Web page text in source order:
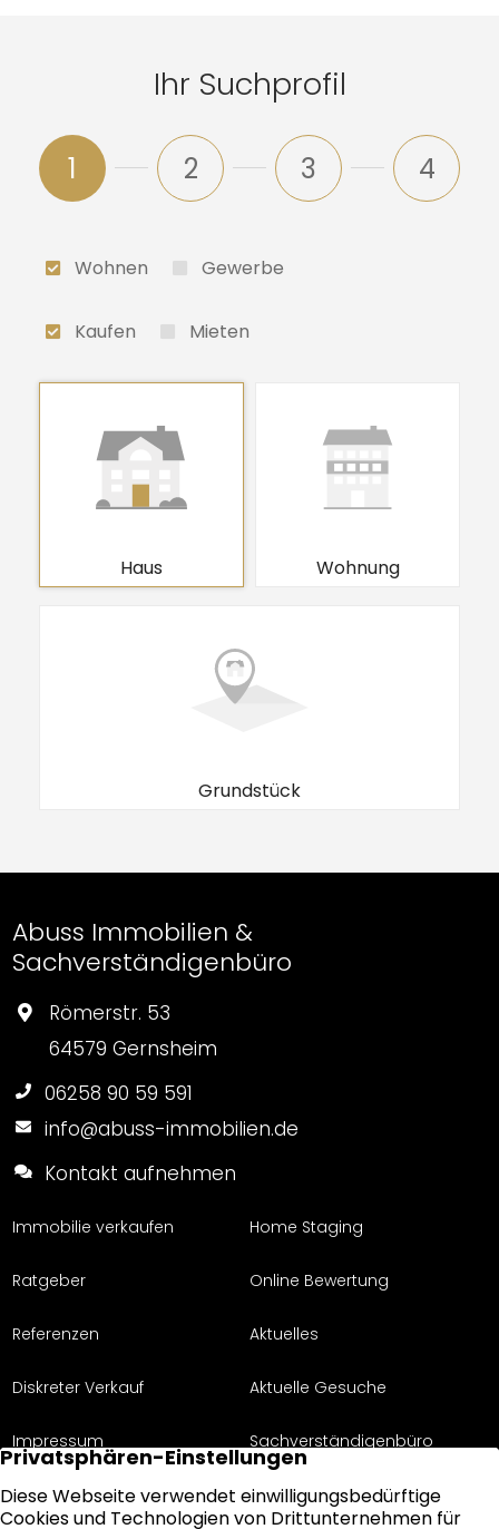
Ihr Suchprofil
1 2 3 4
Wohnen Gewerbe
Kaufen Mieten
Haus Wohnung
Grundstück
Abuss Immobilien &
Sachverständigenbüro
Römerstr. 53
64579 Gernsheim
06258 90 59 591
info@abuss-immobilien.de
Kontakt aufnehmen
Immobilie verkaufen Home Staging
Ratgeber Online Bewertung
Referenzen Aktuelles
Diskreter Verkauf Aktuelle Gesuche
Impressum Sachverständigenbüro
Über uns Datenschutz